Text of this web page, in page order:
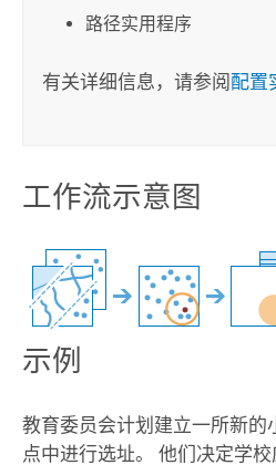
路径实用程序
有关详细信息，请参阅 配置
工作流示意图
示例
教育委员会计划建立一所新的
点中进行选址。 他们决定学